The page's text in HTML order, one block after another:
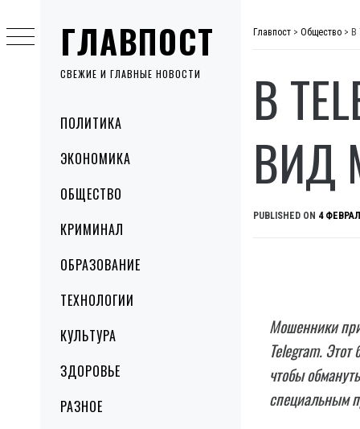
ГЛАВПОСТ
СВЕЖИЕ И ГЛАВНЫЕ НОВОСТИ
MenuПОЛИТИКА
ЭКОНОМИКА
ОБЩЕСТВО
КРИМИНАЛ
ОБРАЗОВАНИЕ
ТЕХНОЛОГИИ
КУЛЬТУРА
ЗДОРОВЬЕ
РАЗНОЕ
to
content
Главпост > Общество > В
В
ВИД
PUBLISHED ON 4
Мошенники
Telegram.
чтобы
специальным